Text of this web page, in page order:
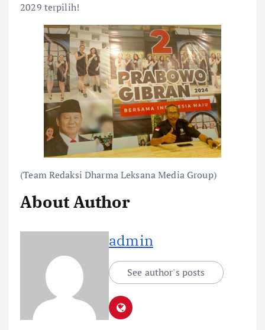
2029 terpilih!
(Team Redaksi Dharma Leksana Media Group)
About Author
admin
See author's posts